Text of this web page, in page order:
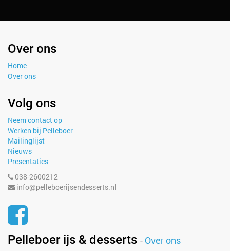
Over ons
Home
Over ons
Volg ons
Neem contact op
Werken bij Pelleboer
Mailinglijst
Nieuws
Presentaties
038-2600212
info@pelleboerijsendesserts.nl
Pelleboer ijs & desserts - Over ons